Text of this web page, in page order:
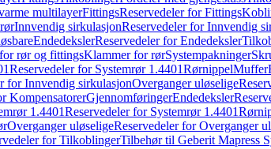
multilayerFittingsReservedeler for Fittings
Innvendig sirkulasjonReservedeler for Innvendig
EndedekslerReservedeler for Endedeksler
rør og fittingsKlammer for rørSystempakninger
Reservedeler for Systemrør 1.4401RørnippelMuffer
for Innvendig sirkulasjonOverganger uløselige
KompensatorerGjennomføringerEndedeksler
1.4401Reservedeler for Systemrør 1.4401
Overganger uløseligeReservedeler for Overganger
for TilkoblingerTilbehør til Geberit Mapress